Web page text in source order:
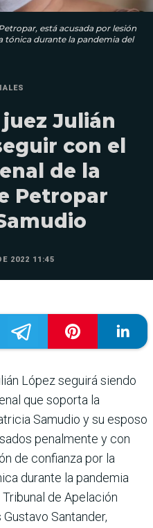
está acusada por lesión
tónica durante la pandemia del
Julián
con el
de la
Petropar
2022 11:45
López seguirá siendo
que soporta la
Samudio y su esposo
penalmente y con
de confianza por la
durante la pandemia
de Apelación
Santander,